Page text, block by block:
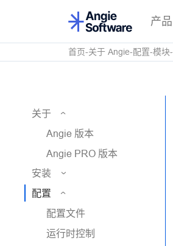
产品
首页 关于 Angie 配置 模块
关于
Angie 版本
Angie PRO 版本
安装
配置
配置文件
运行时控制